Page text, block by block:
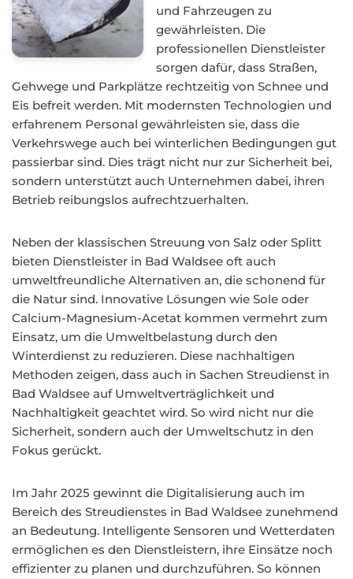
und Fahrzeugen zu
gewährleisten. Die
professionellen Dienstleister
sorgen dafür, dass Straßen,
Gehwege und Parkplätze rechtzeitig von Schnee und
Eis befreit werden. Mit modernsten Technologien und
erfahrenem Personal gewährleisten sie, dass die
Verkehrswege auch bei winterlichen Bedingungen gut
passierbar sind. Dies trägt nicht nur zur Sicherheit bei,
sondern unterstützt auch Unternehmen dabei, ihren
Betrieb reibungslos aufrechtzuerhalten.
Neben der klassischen Streuung von Salz oder Splitt
bieten Dienstleister in Bad Waldsee oft auch
umweltfreundliche Alternativen an, die schonend für
die Natur sind. Innovative Lösungen wie Sole oder
Calcium-Magnesium-Acetat kommen vermehrt zum
Einsatz, um die Umweltbelastung durch den
Winterdienst zu reduzieren. Diese nachhaltigen
Methoden zeigen, dass auch in Sachen Streudienst in
Bad Waldsee auf Umweltverträglichkeit und
Nachhaltigkeit geachtet wird. So wird nicht nur die
Sicherheit, sondern auch der Umweltschutz in den
Fokus gerückt.
Im Jahr 2025 gewinnt die Digitalisierung auch im
Bereich des Streudienstes in Bad Waldsee zunehmend
an Bedeutung. Intelligente Sensoren und Wetterdaten
ermöglichen es den Dienstleistern, ihre Einsätze noch
effizienter zu planen und durchzuführen. So können